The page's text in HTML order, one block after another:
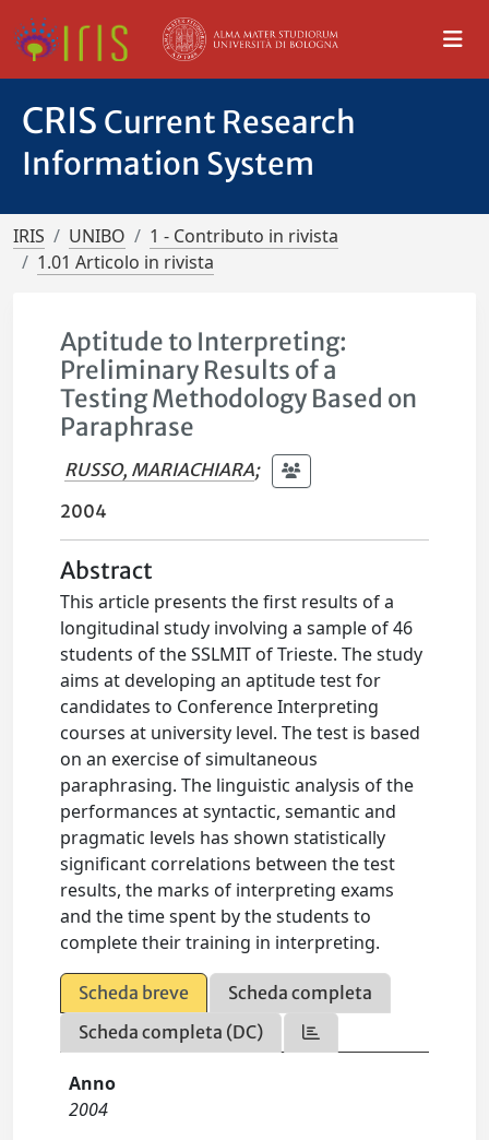
CRIS Current Research
Information System
IRIS UNIBO
1 - Contributo in rivista
1.01 Articolo in rivista
Aptitude to Interpreting:
Preliminary Results of a
Testing Methodology Based on
Paraphrase
RUSSO, MARIACHIARA;
2004
Abstract
This article presents the first results of a
longitudinal study involving a sample of 46
students of the SSLMIT of Trieste. The study
aims at developing an aptitude test for
candidates to Conference Interpreting
courses at university level. The test is based
on an exercise of simultaneous
paraphrasing. The linguistic analysis of the
performances at syntactic, semantic and
pragmatic levels has shown statistically
significant correlations between the test
results, the marks of interpreting exams
and the time spent by the students to
complete their training in interpreting.
Scheda breve
Scheda completa
Scheda completa (DC)
Anno
2004